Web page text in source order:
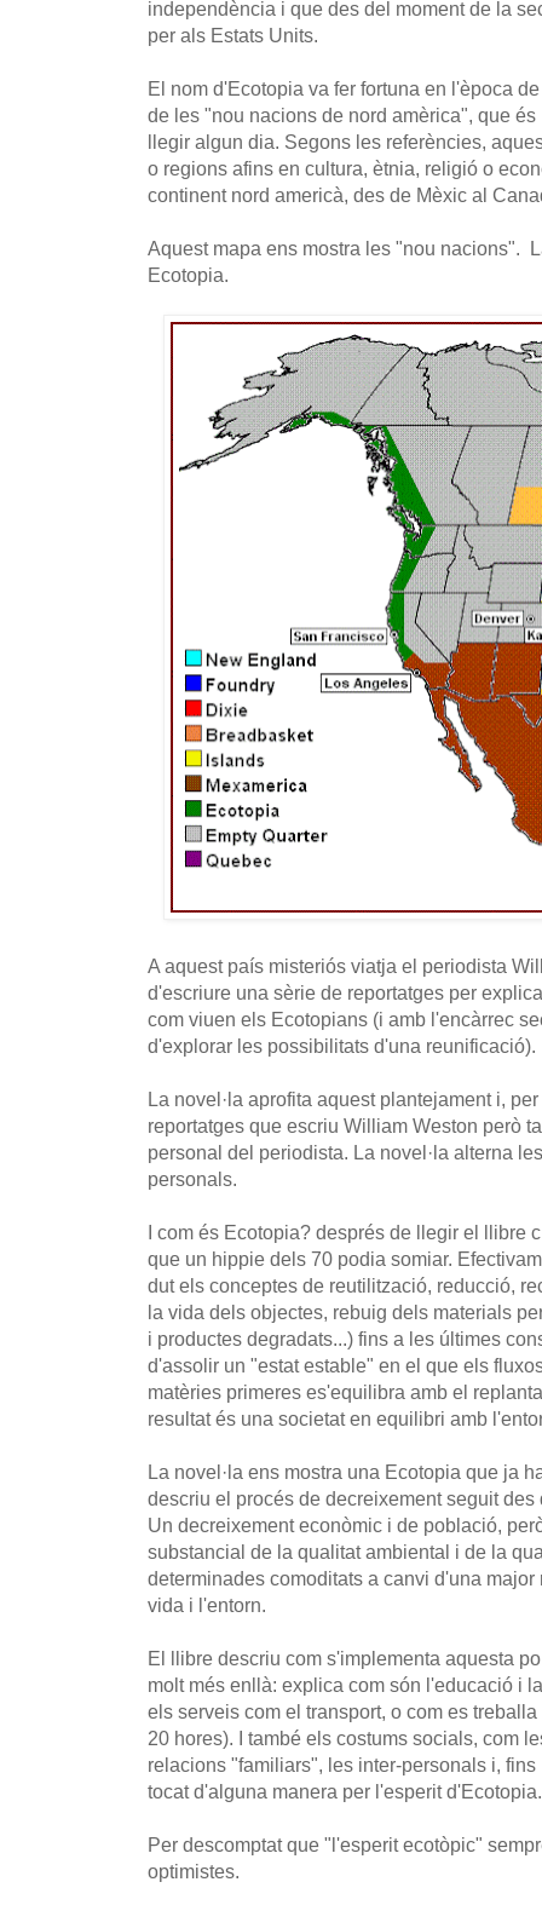
independència i que des del moment de la
per als Estats Units.
El nom d'Ecotopia va fer fortuna en l'època
de les "nou nacions de nord amèrica", que
llegir algun dia. Segons les referències,
o regions afins en cultura, ètnia, religió o
continent nord americà, des de Mèxic al
Aquest mapa ens mostra les "nou nacions".
Ecotopia.
A aquest país misteriós viatja el periodista
d'escriure una sèrie de reportatges per
com viuen els Ecotopians (i amb l'encàrrec
d'explorar les possibilitats d'una reunificació).
La novel·la aprofita aquest plantejament i,
reportatges que escriu William Weston però
personal del periodista. La novel·la alterna
personals.
I com és Ecotopia? després de llegir el llibre
que un hippie dels 70 podia somiar.
dut els conceptes de reutilització, reducció,
la vida dels objectes, rebuig dels materials
i productes degradats...) fins a les últimes
d'assolir un "estat estable" en el que els
matèries primeres es'equilibra amb el
resultat és una societat en equilibri amb
La novel·la ens mostra una Ecotopia que ja
descriu el procés de decreixement seguit
Un decreixement econòmic i de població,
substancial de la qualitat ambiental i de la
determinades comoditats a canvi d'una
vida i l'entorn.
El llibre descriu com s'implementa aquesta
molt més enllà: explica com són l'educació i
els serveis com el transport, o com es
20 hores). I també els costums socials, com
relacions "familiars", les inter-personals i, fins
tocat d'alguna manera per l'esperit d'Ecotopia.
Per descomptat que "l'esperit ecotòpic"
optimistes.